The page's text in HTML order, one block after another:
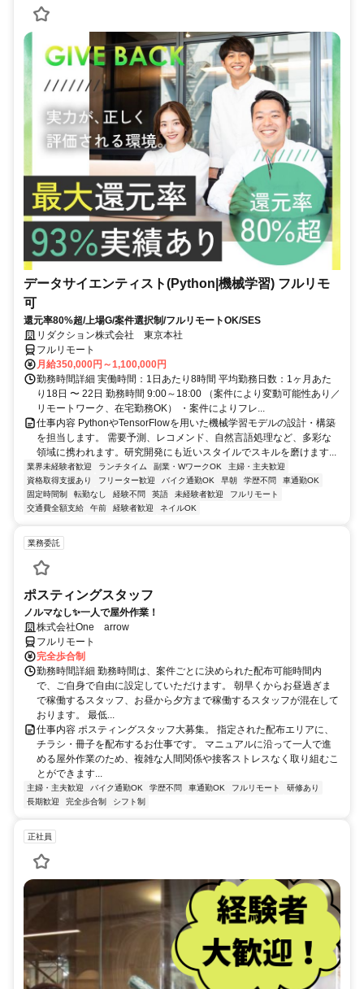
データサイエンティスト(Python|機械学習) フルリモ
可
還元率80%超/上場G/案件選択制/フルリモートOK/SES
リダクション株式会社 東京本社
フルリモート
月給350,000円～1,100,000円
勤務時間詳細 実働時間：1日あたり8時間 平均勤務日数：1ヶ月あた
り18日 〜 22日 勤務時間 9:00～18:00 （案件により変動可能性あり／
リモートワーク、在宅勤務OK） ・案件によりフレ...
仕事内容 PythonやTensorFlowを用いた機械学習モデルの設計・構築
を担当します。 需要予測、レコメンド、自然言語処理など、多彩な
領域に携われます。研究開発にも近いスタイルでスキルを磨けます...
業界未経験者歓迎 ランチタイム 副業・WワークOK
主婦・主夫歓迎
資格取得支援あり
フリーター歓迎 バイク通勤OK 早朝 学歴不問
車通勤OK
固定時間制
転勤なし 経験不問 英語 未経験者歓迎
フルリモート
交通費全額支給
午前 経験者歓迎 ネイルOK
業務委託
ポスティングスタッフ
ノルマなし✨一人で屋外作業！
株式会社One arrow
フルリモート
完全歩合制
勤務時間詳細 勤務時間は、案件ごとに決められた配布可能時間内
で、ご自身で自由に設定していただけます。 朝早くからお昼過ぎま
で稼働するスタッフ、お昼から夕方まで稼働するスタッフが混在して
おります。 最低...
仕事内容 ポスティングスタッフ大募集。 指定された配布エリアに、
チラシ・冊子を配布するお仕事です。 マニュアルに沿って一人で進
める屋外作業のため、複雑な人間関係や接客ストレスなく取り組むこ
とができます...
主婦・主夫歓迎 バイク通勤OK 学歴不問 車通勤OK フルリモート
研修あり
長期歓迎
完全歩合制 シフト制
正社員